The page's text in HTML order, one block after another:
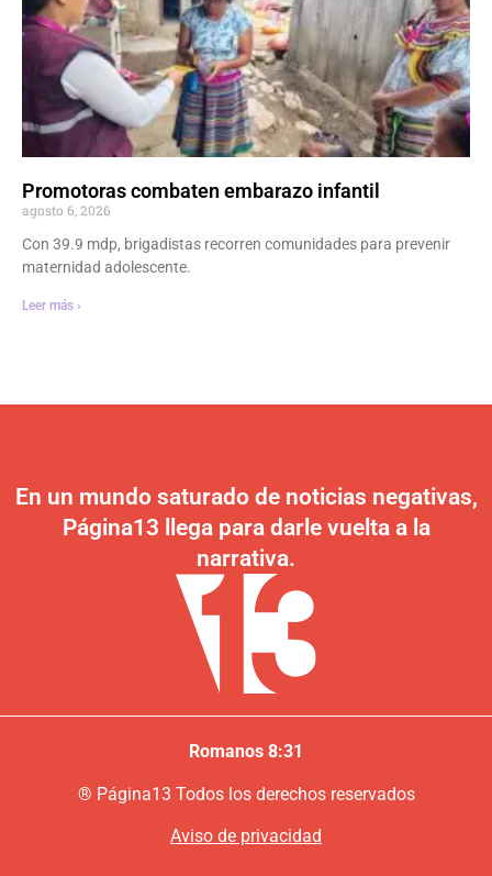
Promotoras combaten embarazo infantil
agosto 6, 2026
Con 39.9 mdp, brigadistas recorren comunidades para prevenir
maternidad adolescente.
Leer más ›
En un mundo saturado de noticias negativas,
Página13 llega para darle vuelta a la
narrativa.
Romanos 8:31
® Página13 Todos los derechos reservados
Aviso de privacidad